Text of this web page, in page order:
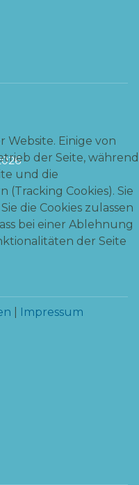
Website. Einige von
der Seite, während
und die
Cookies). Sie
die Cookies zulassen
bei einer Ablehnung
der Seite
Impressum